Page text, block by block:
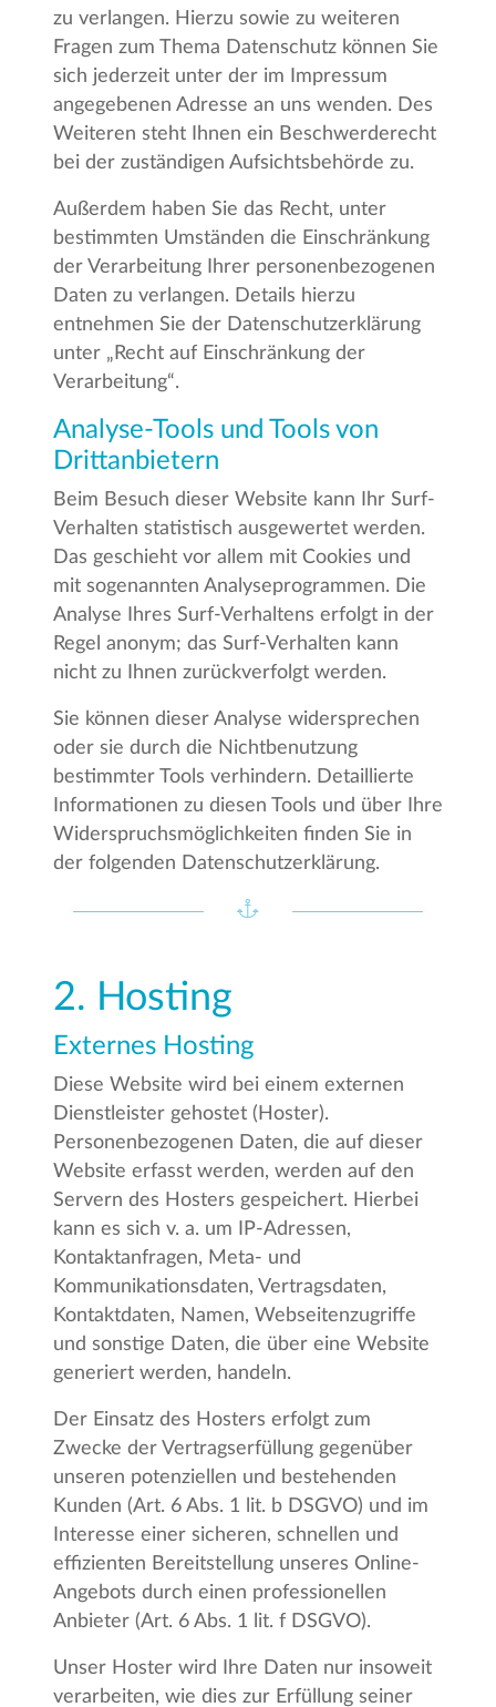
zu verlangen. Hierzu sowie zu weiteren
Fragen zum Thema Datenschutz können Sie
sich jederzeit unter der im Impressum
angegebenen Adresse an uns wenden. Des
Weiteren steht Ihnen ein Beschwerderecht
bei der zuständigen Aufsichtsbehörde zu.
Außerdem haben Sie das Recht, unter
bestimmten Umständen die Einschränkung
der Verarbeitung Ihrer personenbezogenen
Daten zu verlangen. Details hierzu
entnehmen Sie der Datenschutzerklärung
unter „Recht auf Einschränkung der
Verarbeitung“.
Analyse-Tools und Tools von
Drittanbietern
Beim Besuch dieser Website kann Ihr Surf-
Verhalten statistisch ausgewertet werden.
Das geschieht vor allem mit Cookies und
mit sogenannten Analyseprogrammen. Die
Analyse Ihres Surf-Verhaltens erfolgt in der
Regel anonym; das Surf-Verhalten kann
nicht zu Ihnen zurückverfolgt werden.
Sie können dieser Analyse widersprechen
oder sie durch die Nichtbenutzung
bestimmter Tools verhindern. Detaillierte
Informationen zu diesen Tools und über Ihre
Widerspruchsmöglichkeiten finden Sie in
der folgenden Datenschutzerklärung.
2. Hosting
Externes Hosting
Diese Website wird bei einem externen
Dienstleister gehostet (Hoster).
Personenbezogenen Daten, die auf dieser
Website erfasst werden, werden auf den
Servern des Hosters gespeichert. Hierbei
kann es sich v. a. um IP-Adressen,
Kontaktanfragen, Meta- und
Kommunikationsdaten, Vertragsdaten,
Kontaktdaten, Namen, Webseitenzugriffe
und sonstige Daten, die über eine Website
generiert werden, handeln.
Der Einsatz des Hosters erfolgt zum
Zwecke der Vertragserfüllung gegenüber
unseren potenziellen und bestehenden
Kunden (Art. 6 Abs. 1 lit. b DSGVO) und im
Interesse einer sicheren, schnellen und
effizienten Bereitstellung unseres Online-
Angebots durch einen professionellen
Anbieter (Art. 6 Abs. 1 lit. f DSGVO).
Unser Hoster wird Ihre Daten nur insoweit
verarbeiten, wie dies zur Erfüllung seiner